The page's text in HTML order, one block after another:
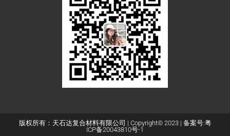
版权所有：天石达复合材料有限公司 | Copyright© 2023 | 备案号:粤
ICP备20043810号-1